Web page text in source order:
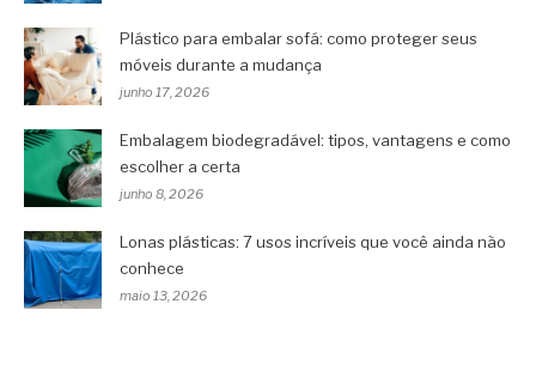
Plástico para embalar sofá: como proteger seus
móveis durante a mudança
junho 17, 2026
Embalagem biodegradável: tipos, vantagens e como
escolher a certa
junho 8, 2026
Lonas plásticas: 7 usos incríveis que você ainda não
conhece
maio 13, 2026